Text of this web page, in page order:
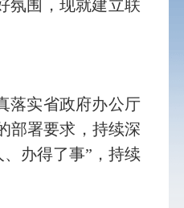
氛围，现就建立联
落实省政府办公厅
部署要求，持续深
办得了事”，持续